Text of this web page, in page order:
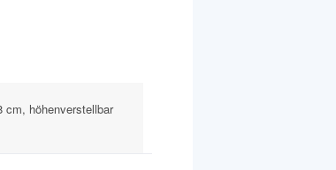
cm, höhenverstellbar